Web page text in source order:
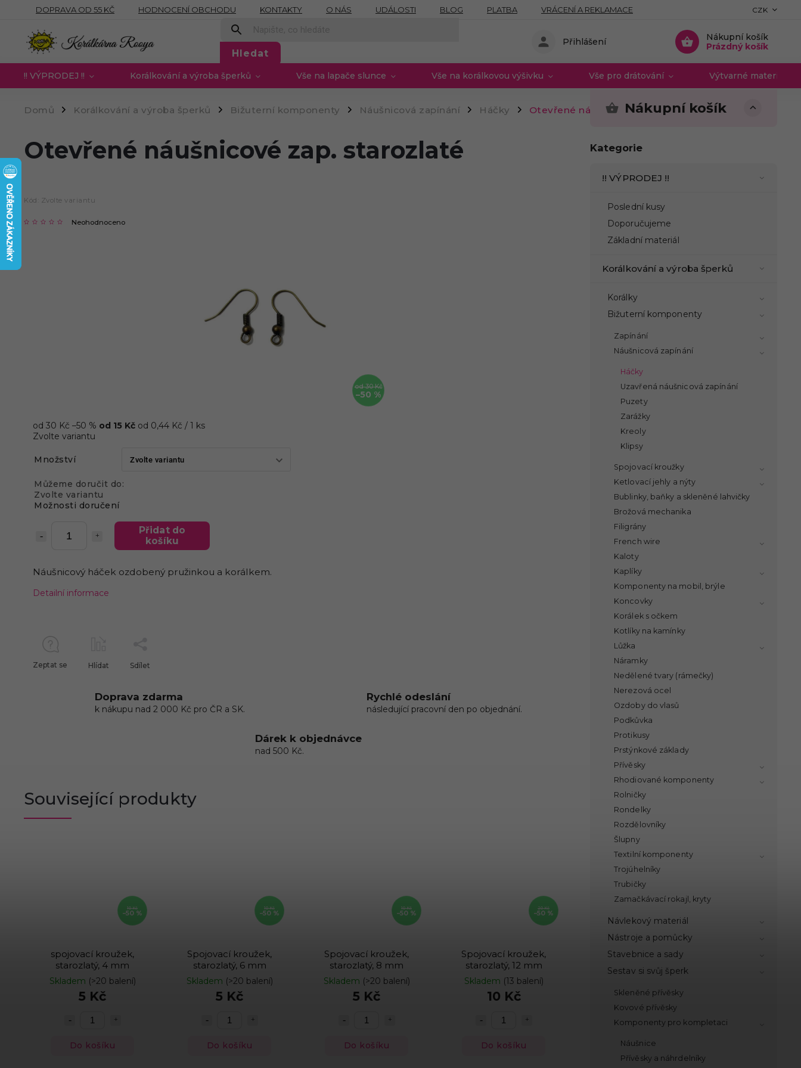
DOPRAVA OD 55 KČ HODNOCENÍ OBCHODU KONTAKTY O NÁS UDÁLOSTI BLOG PLATBA
VRÁCENÍ A REKLAMACE
PODMÍNKY OCHRANY OSOBNÍCH ÚDAJŮ
CZK
Hledat
Nákupní košík
Prázdný košík
Přihlášení
!! VÝPRODEJ !! Korálkování a výroba šperků Vše na lapače slunce Vše na korálkovou výšivku Vše pro drátování Výtvarné materiály a
Domů / Korálkování a výroba šperků / Bižuterní komponenty / Náušnicová zapínání / Háčky / Otevřené náušnicové zap. starozlaté
Nákupní košík
Kategorie
!! VÝPRODEJ !!
Poslední kusy
Doporučujeme
Základní materiál
Korálkování a výroba šperků
Korálky
Bižuterní komponenty
Zapínání
Náušnicová zapínání
Háčky
Uzavřená náušnicová zapínání
Puzety
Zarážky
Kreoly
Klipsy
Spojovací kroužky
Ketlovací jehly a nýty
Bublinky, baňky a skleněné lahvičky
Brožová mechanika
Filigrány
French wire
Kaloty
Kaplíky
Komponenty na mobil, brýle
Koncovky
Korálek s očkem
Kotlíky na kamínky
Lůžka
Náramky
Nedělené tvary (rámečky)
Nerezová ocel
Ozdoby do vlasů
Podkůvka
Protikusy
Prstýnkové základy
Přívěsky
Rhodiované komponenty
Rolničky
Rondelky
Rozdělovníky
Šlupny
Textilní komponenty
Trojúhelníky
Trubičky
Zamačkávací rokajl, kryty
Návlekový materiál
Nástroje a pomůcky
Stavebnice a sady
Sestav si svůj šperk
Skleněné přívěsky
Kovové přívěsky
Komponenty pro kompletaci
Náušnice
Přívěsky a náhrdelníky
Otevřené náušnicové zap. starozlaté
Kód: Zvolte variantu
Neohodnoceno
od 30 Kč
–50 %
od 30 Kč –50 % od 15 Kč od 0,44 Kč / 1 ks
Zvolte variantu
Množství
Můžeme doručit do:
Zvolte variantu
Možnosti doručení
Přidat do
košíku
Náušnicový háček ozdobený pružinkou a korálkem.
Detailní informace
Zeptat se Hlídat Sdílet
Doprava zdarma
k nákupu nad 2 000 Kč pro ČR a SK.
Rychlé odeslání
následující pracovní den po objednání.
Dárek k objednávce
nad 500 Kč.
Související produkty
10 Kč
–50 %
spojovací kroužek,
starozlatý, 4 mm
Skladem (>20 balení)
5 Kč
Do košíku
10 Kč
–50 %
Spojovací kroužek,
starozlatý, 6 mm
Skladem (>20 balení)
5 Kč
Do košíku
10 Kč
–50 %
Spojovací kroužek,
starozlatý, 8 mm
Skladem (>20 balení)
5 Kč
Do košíku
20 Kč
–50 %
Spojovací kroužek,
starozlatý, 12 mm
Skladem (13 balení)
10 Kč
Do košíku